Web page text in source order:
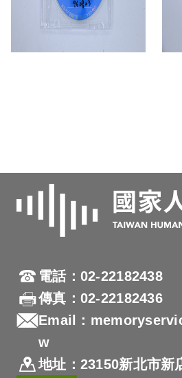
電話：02-22182438
傳真：02-22182436
Email：
w
地址：23150新北市新